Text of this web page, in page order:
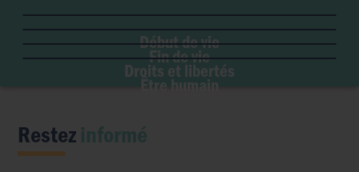
Début de vie
Embryon
GPA
Avortement
Fin de vie
Euthanasie
Don d'organes
Droits et libertés
Liberté de conscience
Liberté institutionnelle
Accès aux origines
Être humain
Maladie & handicap
Genre & sexualité
Eugénisme
Transhumanisme
Restezinformé